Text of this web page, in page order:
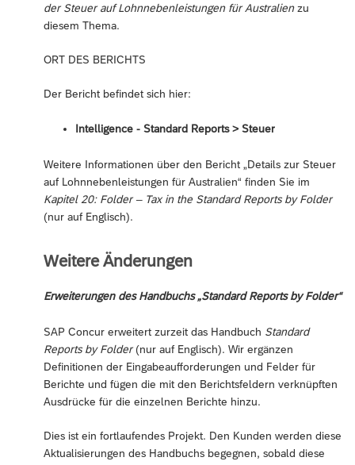
der Steuer auf Lohnnebenleistungen für Australienzu
diesem Thema.
ORT DES BERICHTS
Der Bericht befindet sich hier:
Intelligence - Standard Reports ‎> Steuer
Weitere Informationen über den Bericht „Details zur Steuer
auf Lohnnebenleistungen für Australien“ finden Sie im
Kapitel 20: Folder – Tax in the Standard Reports by Folder
(nur auf Englisch).
Weitere Änderungen
Erweiterungen des Handbuchs „Standard Reports by Folder“
SAP Concur erweitert zurzeit das Handbuch Standard
Reports by Folder(nur auf Englisch). Wir ergänzen
Definitionen der Eingabeaufforderungen und Felder für
Berichte und fügen die mit den Berichtsfeldern verknüpften
Ausdrücke für die einzelnen Berichte hinzu.
Dies ist ein fortlaufendes Projekt. Den Kunden werden diese
Aktualisierungen des Handbuchs begegnen, sobald diese